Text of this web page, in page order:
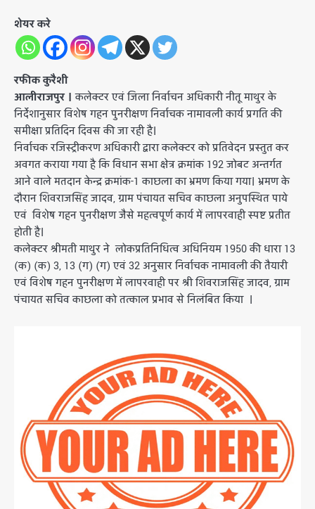
शेयर करे
रफीक कुरैशी
आलीराजपुर । कलेक्टर एवं जिला निर्वाचन अधिकारी नीतू माथुर के
निर्देशानुसार विशेष गहन पुनरीक्षण निर्वाचक नामावली कार्य प्रगति की
समीक्षा प्रतिदिन दिवस की जा रही है।
निर्वाचक रजिस्ट्रीकरण अधिकारी द्वारा कलेक्‍टर को प्रतिवेदन प्रस्तुत कर
अवगत कराया गया है कि विधान सभा क्षेत्र क्रमांक 192 जोबट अन्तर्गत
आने वाले मतदान केन्द्र क्रमांक-1 काछला का भ्रमण किया गया। भ्रमण के
दौरान शिवराजसिंह जादव, ग्राम पंचायत सचिव काछला अनुपस्थित पाये
एवं विशेष गहन पुनरीक्षण जैसे महत्वपूर्ण कार्य में लापरवाही स्पष्ट प्रतीत
होती है।
कलेक्‍टर श्रीमती माथुर ने लोकप्रतिनिधित्व अधिनियम 1950 की धारा 13
(क) (क) 3, 13 (ग) (ग) एवं 32 अनुसार निर्वाचक नामावली की तैयारी
एवं विशेष गहन पुनरीक्षण में लापरवाही पर श्री शिवराजसिंह जादव, ग्राम
पंचायत सचिव काछला को तत्काल प्रभाव से निलंबित किया ।